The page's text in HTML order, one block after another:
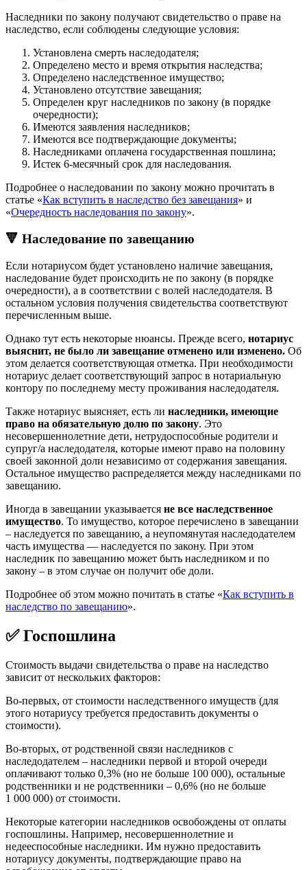
Наследники по закону получают свидетельство о праве на
наследство, если соблюдены следующие условия:
Установлена смерть наследодателя;
Определено место и время открытия наследства;
Определено наследственное имущество;
Установлено отсутствие завещания;
Определен круг наследников по закону (в порядке
очередности);
Имеются заявления наследников;
Имеются все подтверждающие документы;
Наследниками оплачена государственная пошлина;
Истек 6-месячный срок для наследования.
Подробнее о наследовании по закону можно прочитать в
статье «Как вступить в наследство без завещания» и
«Очередность наследования по закону».
🔻 Наследование по завещанию
Если нотариусом будет установлено наличие завещания,
наследование будет происходить не по закону (в порядке
очередности), а в соответствии с волей наследодателя. В
остальном условия получения свидетельства соответствуют
перечисленным выше.
Однако тут есть некоторые нюансы. Прежде всего, нотариус
выяснит, не было ли завещание отменено или изменено. Об
этом делается соответствующая отметка. При необходимости
нотариус делает соответствующий запрос в нотариальную
контору по последнему месту проживания наследодателя.
Также нотариус выясняет, есть ли наследники, имеющие
право на обязательную долю по закону. Это
несовершеннолетние дети, нетрудоспособные родители и
супруг/а наследодателя, которые имеют право на половину
своей законной доли независимо от содержания завещания.
Остальное имущество распределяется между наследниками по
завещанию.
Иногда в завещании указывается не все наследственное
имущество. То имущество, которое перечислено в завещании
– наследуется по завещанию, а неупомянутая наследодателем
часть имущества — наследуется по закону. При этом
наследник по завещанию может быть наследником и по
закону – в этом случае он получит обе доли.
Подробнее об этом можно почитать в статье «Как вступить в
наследство по завещанию».
✅ Госпошлина
Стоимость выдачи свидетельства о праве на наследство
зависит от нескольких факторов:
Во-первых, от стоимости наследственного имуществ (для
этого нотариусу требуется предоставить документы о
стоимости).
Во-вторых, от родственной связи наследников с
наследодателем – наследники первой и второй очереди
оплачивают только 0,3% (но не больше 100 000), остальные
родственники и не родственники – 0,6% (но не больше
1 000 000) от стоимости.
Некоторые категории наследников освобождены от оплаты
госпошлины. Например, несовершеннолетние и
недееспособные наследники. Им нужно предоставить
нотариусу документы, подтверждающие право на